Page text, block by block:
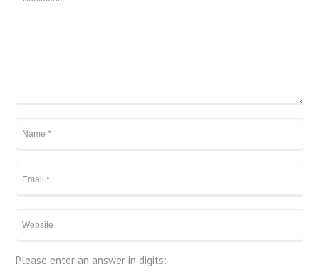
Please enter an answer in digits: